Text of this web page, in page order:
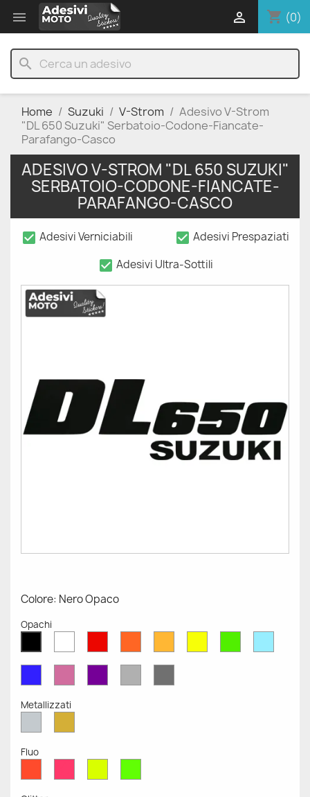
 shopping_cart (0)

search
Home Suzuki V-Strom
Adesivo V-Strom
"DL 650 Suzuki" Serbatoio-Codone-Fiancate-
Parafango-Casco
ADESIVO V-STROM "DL 650 SUZUKI"
SERBATOIO-CODONE-FIANCATE-
PARAFANGO-CASCO
check_box Adesivi Verniciabili check_box Adesivi Prespaziati
check_box Adesivi Ultra-Sottili
Colore: Nero Opaco
Opachi
Opaco OpacoOpacoOpacoOpacoOpacoOpacoOpaco
OpacoOpacoOpacoChiaroScuro
Metallizzati
MetallizzatoMetallizzato
Fluo
Fluo
Fluo
Fluo
Fluo